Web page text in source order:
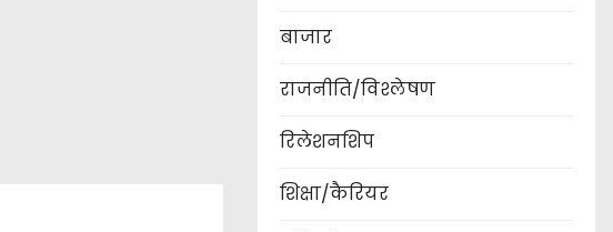
बाजार
राजनीति/विश्लेषण
रिलेशनशिप
शिक्षा/कैरियर